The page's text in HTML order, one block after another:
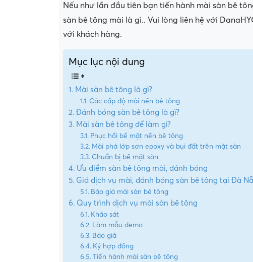
Nếu như lần đầu tiên bạn tiến hành mài sàn bê
sàn bê tông mài là gì.. Vui lòng liên hệ với
với khách hàng.
Mục lục nội dung
Mài sàn bê tông là gì?
Các cấp độ mài nền bê tông
Đánh bóng sàn bê tông là gì?
Mài sàn bê tông để làm gì?
Phục hồi bề mặt nền bê tông
Mài phá lớp sơn epoxy và bụi đất trên mặt sàn
Chuẩn bị bề mặt sàn
Ưu điểm sàn bê tông mài, đánh bóng
Giá dịch vụ mài, đánh bóng sàn bê tông tại Đà
Báo giá mài sàn bê tông
Quy trình dịch vụ mài sàn bê tông
Khảo sát
Làm mẫu demo
Báo giá
Ký hợp đồng
Tiến hành mài sàn bê tông